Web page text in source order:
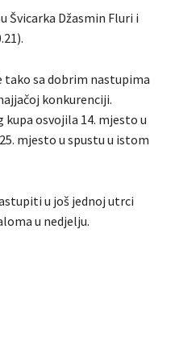
Švicarka Džasmin Fluri i
tako sa dobrim nastupima
konkurenciji.
osvojila 14. mjesto u
mjesto u spustu u istom
u još jednoj utrci
u nedjelju.